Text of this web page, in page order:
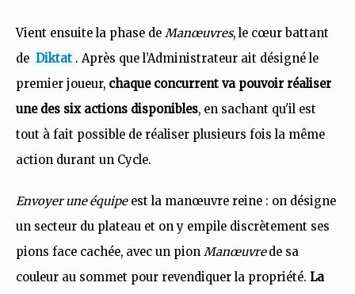
Vient ensuite la phase de Manœuvres, le cœur battant
de Diktat . Après que l’Administrateur ait désigné le
premier joueur, chaque concurrent va pouvoir réaliser
une des six actions disponibles, en sachant qu'il est
tout à fait possible de réaliser plusieurs fois la même
action durant un Cycle.
Envoyer une équipeest la manœuvre reine : on désigne
un secteur du plateau et on y empile discrètement ses
pions face cachée, avec un pion Manœuvrede sa
couleur au sommet pour revendiquer la propriété. La